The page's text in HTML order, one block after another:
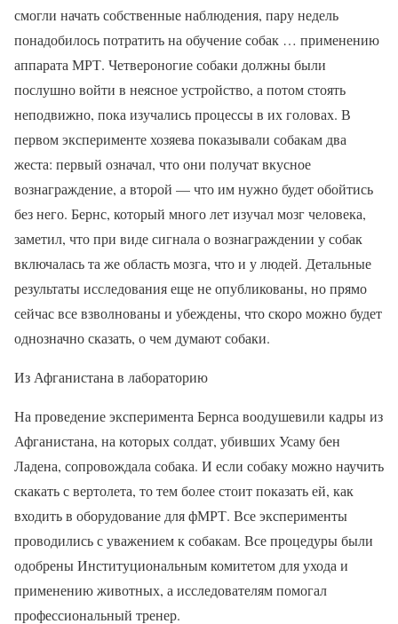
смогли начать собственные наблюдения, пару недель
понадобилось потратить на обучение собак … применению
аппарата МРТ. Четвероногие собаки должны были
послушно войти в неясное устройство, а потом стоять
неподвижно, пока изучались процессы в их головах. В
первом эксперименте хозяева показывали собакам два
жеста: первый означал, что они получат вкусное
вознаграждение, а второй — что им нужно будет обойтись
без него. Бернс, который много лет изучал мозг человека,
заметил, что при виде сигнала о вознаграждении у собак
включалась та же область мозга, что и у людей. Детальные
результаты исследования еще не опубликованы, но прямо
сейчас все взволнованы и убеждены, что скоро можно будет
однозначно сказать, о чем думают собаки.
Из Афганистана в лабораторию
На проведение эксперимента Бернса воодушевили кадры из
Афганистана, на которых солдат, убивших Усаму бен
Ладена, сопровождала собака. И если собаку можно научить
скакать с вертолета, то тем более стоит показать ей, как
входить в оборудование для фМРТ. Все эксперименты
проводились с уважением к собакам. Все процедуры были
одобрены Институциональным комитетом для ухода и
применению животных, а исследователям помогал
профессиональный тренер.